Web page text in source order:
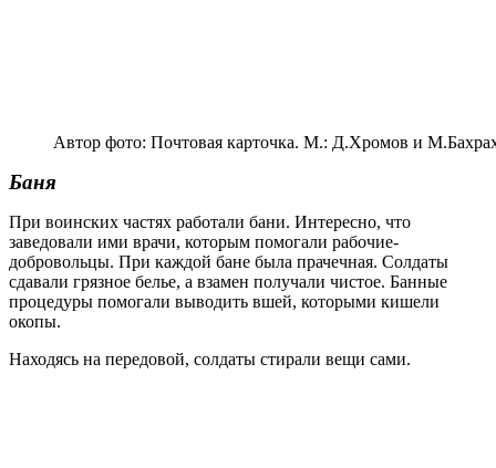
Автор фото: Почтовая карточка. М.: Д.Хромов и
Баня
При воинских частях работали бани. Интересно, что
заведовали ими врачи, которым помогали рабочие-
добровольцы. При каждой бане была прачечная. Солдаты
сдавали грязное белье, а взамен получали чистое. Банные
процедуры помогали выводить вшей, которыми кишели
окопы.
Находясь на передовой, солдаты стирали вещи сами.